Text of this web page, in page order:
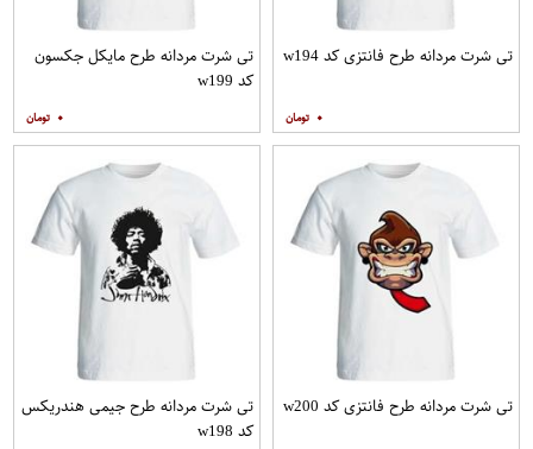
تی شرت مردانه طرح فانتزی کد w194
۰
تی شرت مردانه طرح مایکل جکسون
کد w199
۰
تی شرت مردانه طرح فانتزی کد w200
تی شرت مردانه طرح جیمی هندریکس
کد w198